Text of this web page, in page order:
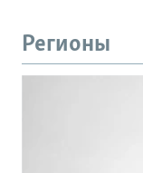
Регионы